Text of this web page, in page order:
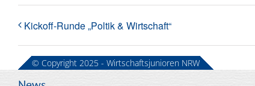
Kickoff-Runde „Poltik & Wirtschaft“
© Copyright 2025 - Wirtschaftsjunioren NRW